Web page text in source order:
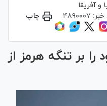
و آفریقا
خبر: ۴۸۹۰۰۰۷ چاپ
را بر تنگه هرمز از